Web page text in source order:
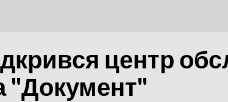
центр
"Документ"